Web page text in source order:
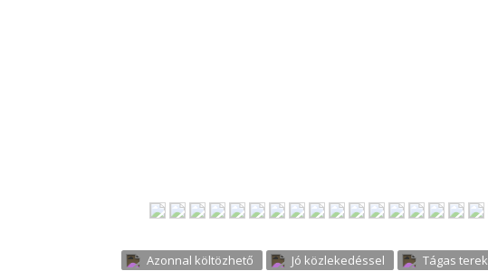
Azonnal költözhető Jó közlekedéssel Tágas terek